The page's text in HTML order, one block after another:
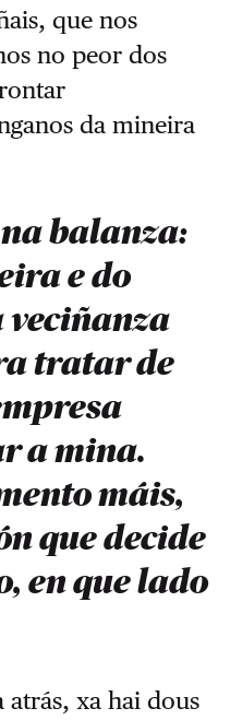
que nos
no peor dos
da mineira
balanza:
e do
veciñanza
tratar de
a mina.
máis,
que decide
en que lado
xa hai dous